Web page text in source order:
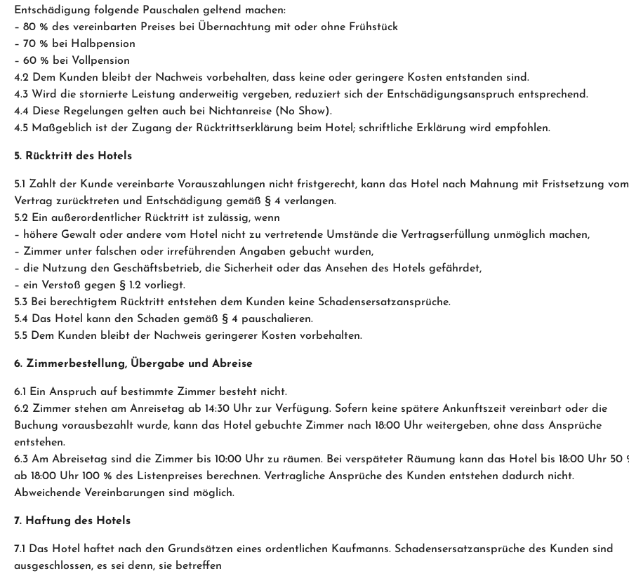
Entschädigung folgende Pauschalen geltend machen:
– 80 % des vereinbarten Preises bei Übernachtung mit oder ohne Frühstück
– 70 % bei Halbpension
– 60 % bei Vollpension
4.2 Dem Kunden bleibt der Nachweis vorbehalten, dass keine oder geringere Kosten entstanden sind.
4.3 Wird die stornierte Leistung anderweitig vergeben, reduziert sich der Entschädigungsanspruch entsprechend.
4.4 Diese Regelungen gelten auch bei Nichtanreise (No Show).
4.5 Maßgeblich ist der Zugang der Rücktrittserklärung beim Hotel; schriftliche Erklärung wird empfohlen.
5. Rücktritt des Hotels
5.1 Zahlt der Kunde vereinbarte Vorauszahlungen nicht fristgerecht, kann das Hotel nach Mahnung mit Fristsetzung vom
Vertrag zurücktreten und Entschädigung gemäß § 4 verlangen.
5.2 Ein außerordentlicher Rücktritt ist zulässig, wenn
– höhere Gewalt oder andere vom Hotel nicht zu vertretende Umstände die Vertragserfüllung unmöglich machen,
– Zimmer unter falschen oder irreführenden Angaben gebucht wurden,
– die Nutzung den Geschäftsbetrieb, die Sicherheit oder das Ansehen des Hotels gefährdet,
– ein Verstoß gegen § 1.2 vorliegt.
5.3 Bei berechtigtem Rücktritt entstehen dem Kunden keine Schadensersatzansprüche.
5.4 Das Hotel kann den Schaden gemäß § 4 pauschalieren.
5.5 Dem Kunden bleibt der Nachweis geringerer Kosten vorbehalten.
6. Zimmerbestellung, Übergabe und Abreise
6.1 Ein Anspruch auf bestimmte Zimmer besteht nicht.
6.2 Zimmer stehen am Anreisetag ab 14:30 Uhr zur Verfügung. Sofern keine spätere Ankunftszeit vereinbart oder die
Buchung vorausbezahlt wurde, kann das Hotel gebuchte Zimmer nach 18:00 Uhr weitergeben, ohne dass Ansprüche
entstehen.
6.3 Am Abreisetag sind die Zimmer bis 10:00 Uhr zu räumen. Bei verspäteter Räumung kann das Hotel bis 18:00 Uhr 50
ab 18:00 Uhr 100 % des Listenpreises berechnen. Vertragliche Ansprüche des Kunden entstehen dadurch nicht.
Abweichende Vereinbarungen sind möglich.
7. Haftung des Hotels
7.1 Das Hotel haftet nach den Grundsätzen eines ordentlichen Kaufmanns. Schadensersatzansprüche des Kunden sind
ausgeschlossen, es sei denn, sie betreffen